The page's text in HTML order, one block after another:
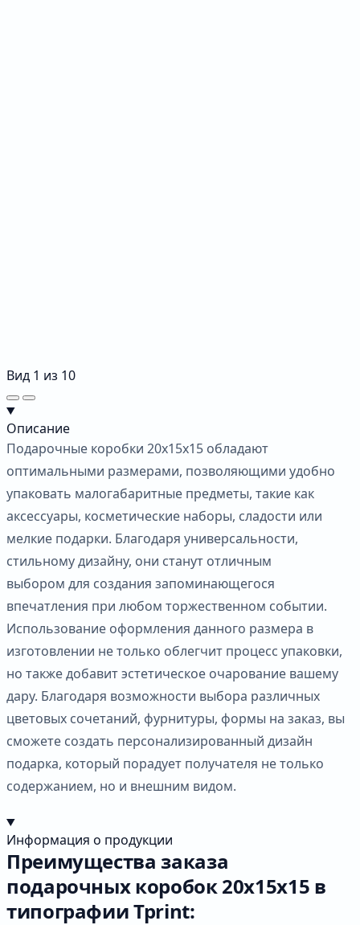
Вид 1 из 10
Описание
Подарочные коробки 20х15х15 обладают
оптимальными размерами, позволяющими удобно
упаковать малогабаритные предметы, такие как
аксессуары, косметические наборы, сладости или
мелкие подарки. Благодаря универсальности,
стильному дизайну, они станут отличным
выбором для создания запоминающегося
впечатления при любом торжественном событии.
Использование оформления данного размера в
изготовлении не только облегчит процесс упаковки,
но также добавит эстетическое очарование вашему
дару. Благодаря возможности выбора различных
цветовых сочетаний, фурнитуры, формы на заказ, вы
сможете создать персонализированный дизайн
подарка, который порадует получателя не только
содержанием, но и внешним видом.
Информация о продукции
Преимущества заказа
подарочных коробок 20х15х15 в
типографии Tprint: